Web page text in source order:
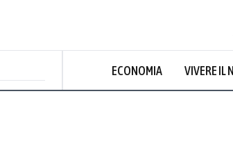
ECONOMIA VIVERE IL